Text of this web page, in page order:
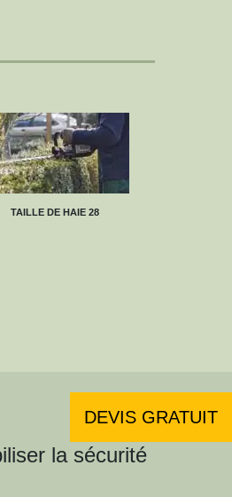
DEVIS GRATUIT
TAILLE DE HAIE 28
la sécurité